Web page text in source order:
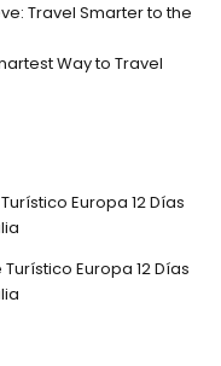
Travel Smarter to the
Way to Travel
Europa 12 Días
Europa 12 Días